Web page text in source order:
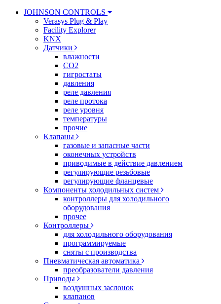
JOHNSON CONTROLS
Verasys Plug & Play
Facility Explorer
KNX
Датчики
влажности
CO2
гигростаты
давления
реле давления
реле протока
реле уровня
температуры
прочие
Клапаны
газовые и запасные части
оконечных устройств
приводимые в действие давлением
регулирующие резьбовые
регулирующие фланцевые
Компоненты холодильных систем
контроллеры для холодильного
оборудования
прочее
Контроллеры
для холодильного оборудования
программируемые
сняты с производства
Пневматическая автоматика
преобразователи давления
Приводы
воздушных заслонок
клапанов